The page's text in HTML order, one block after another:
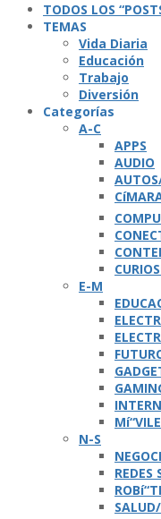
TODOS LOS
TEMAS
Vida Diaria
Educación
Trabajo
Diversión
Categorí­as
A-C
APPS
AUDIO
E-M
N-S
REDES